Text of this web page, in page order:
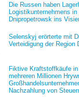
Die Russen haben
Logistikunternehmens
Dnipropetrowsk ins
Selenskyj erörterte mit
Verteidigung der Region
Fiktive Kraftstoffkäufe
mehreren Millionen
Nachzahlung von